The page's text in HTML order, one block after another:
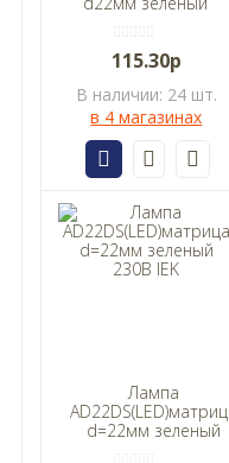
115.30р
В наличии: 24 шт.
в 4 магазинах
Лампа
AD22DS(LED)матрица
d=22мм зеленый